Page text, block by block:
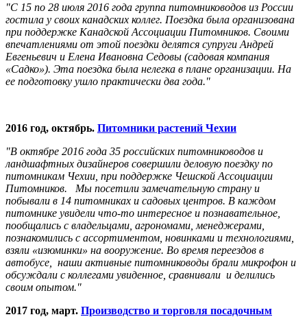
"С 15 по 28 июля 2016 года группа питомниководов из России
гостила у своих канадских коллег. Поездка была организована
при поддержке Канадской Ассоциации Питомников. Своими
впечатлениями от этой поездки делятся супруги Андрей
Евгеньевич и Елена Ивановна Седовы (садовая компания
«Садко»). Эта поездка была нелегка в плане организации. На
ее подготовку ушло практически два года."
2016 год, октябрь. Питомники растений Чехии
"В октябре 2016 года 35 российских питомниководов и
ландшафтных дизайнеров совершили деловую поездку по
питомникам Чехии, при поддержке Чешской Ассоциации
Питомников. Мы посетили замечательную страну и
побывали в 14 питомниках и садовых центров. В каждом
питомнике увидели что-то интересное и познавательное,
пообщались с владельцами, агрономами, менеджерами,
познакомились с ассортиментом, новинками и технологиями,
взяли «изюминки» на вооружение. Во время переездов в
автобусе, наши активные питомниководы брали микрофон и
обсуждали с коллегами увиденное, сравнивали и делились
своим опытом."
2017 год, март. Производство и торговля посадочным